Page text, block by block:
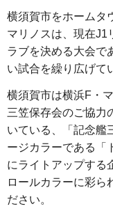
横須賀市をホームタ
マリノスは、現在J1
ラブを決める大会で
い試合を繰り広げて
横須賀市は横浜F・
三笠保存会のご協力
いている、「記念艦
ージカラーである「
にライトアップする
ロールカラーに彩ら
ださい。